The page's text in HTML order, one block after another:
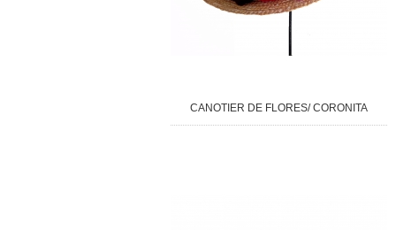
CANOTIER DE FLORES/ CORONITA